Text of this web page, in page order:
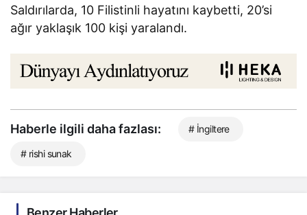
Saldırılarda, 10 Filistinli hayatını kaybetti, 20’si
ağır yaklaşık 100 kişi yaralandı.
Haberle ilgili daha fazlası: # İngiltere
# rishi sunak